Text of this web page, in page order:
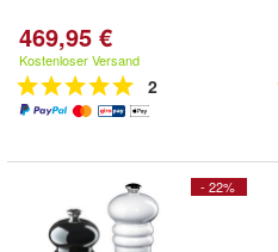
469,95 €
Kostenloser Versand
2
- 22%